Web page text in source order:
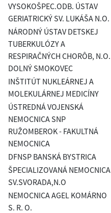
VYSOKOŠPEC.ODB. ÚSTAV
GERIATRICKÝ SV. LUKÁŠA N.O.
NÁRODNÝ ÚSTAV DETSKEJ
TUBERKULÓZY A
RESPIRAČNÝCH CHORÔB, N.O.
DOLNÝ SMOKOVEC
INŠTITÚT NUKLEÁRNEJ A
MOLEKULÁRNEJ MEDICÍNY
ÚSTREDNÁ VOJENSKÁ
NEMOCNICA SNP
RUŽOMBEROK - FAKULTNÁ
NEMOCNICA
DFNSP BANSKÁ BYSTRICA
ŠPECIALIZOVANÁ NEMOCNICA
SV.SVORADA,N.O
NEMOCNICA AGEL KOMÁRNO
S. R. O.